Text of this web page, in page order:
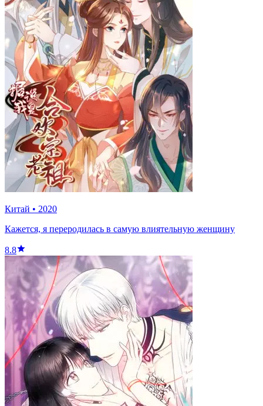
Китай • 2020
Кажется, я переродилась в самую влиятельную женщину
8.8